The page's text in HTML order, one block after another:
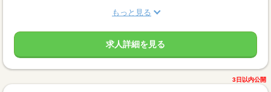
もっと見る
求人詳細を見る
3日以内公開